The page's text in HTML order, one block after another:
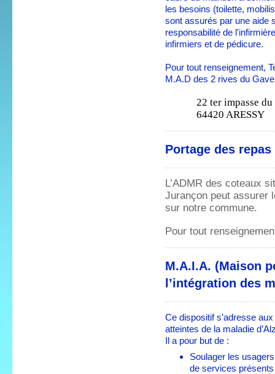
les besoins (toilette,
sont assurés par une aide
responsabilité de
infirmiers et de pédicure.
Pour tout renseignement,
M.A.D des 2 rives du Gave
22 ter impasse
64420 ARESSY
Portage des
L’ADMR des coteaux
Jurançon peut assurer
sur notre commune.
Pour tout
M.A.I.A. (Maison
l’intégration des
Ce dispositif s’adresse
atteintes de la maladie
Il a pour but de :
Soulager les
de services